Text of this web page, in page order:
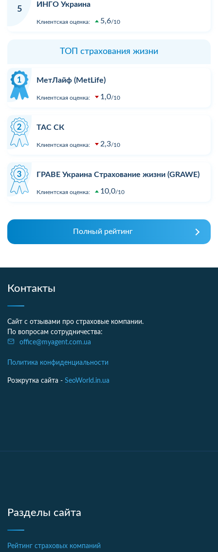
5
ИНГО Украина
Клиентская оценка: 5,6 10
ТОП страхования жизни
МетЛайф (MetLife)
Клиентская оценка: 1,0 10
ТАС СК
Клиентская оценка: 2,3 10
ГРАВЕ Украина Страхование жизни (GRAWE)
Клиентская оценка: 10,0 10
Полный рейтинг
Контакты
Сайт с отзывами про страховые компании.
По вопросам сотрудничества:
office@myagent.com.ua
Политика конфиденциальности
Розкрутка сайта - SeoWorld.in.ua
Разделы сайта
Рейтинг страховых компаний